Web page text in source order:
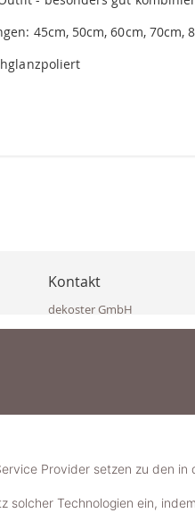
45cm, 50cm, 60cm, 70cm,
Kontakt
dekoster GmbH
Eisenkappler Str. 10
+43 677 623 47 410
Provider setzen zu den in
solcher Technologien ein,